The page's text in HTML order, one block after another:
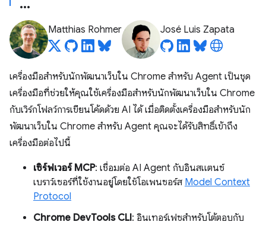
Matthias Rohmer José Luis Zapata
เครื่องมือสำหรับนักพัฒนาเว็บใน Chrome สำหรับ Agent เป็นชุด
เครื่องมือที่ช่วยให้คุณใช้เครื่องมือสำหรับนักพัฒนาเว็บใน Chrome
กับเวิร์กโฟลว์การเขียนโค้ดด้วย AI ได้ เมื่อติดตั้งเครื่องมือสำหรับนัก
พัฒนาเว็บใน Chrome สำหรับ Agent คุณจะได้รับสิทธิ์เข้าถึง
เครื่องมือต่อไปนี้
เซิร์ฟเวอร์ MCP: เชื่อมต่อ AI Agent กับอินสแตนซ์
เบราว์เซอร์ที่ใช้งานอยู่โดยใช้โอเพนซอร์ส Model Context
Protocol
Chrome DevTools CLI: อินเทอร์เฟซสำหรับโต้ตอบกับ